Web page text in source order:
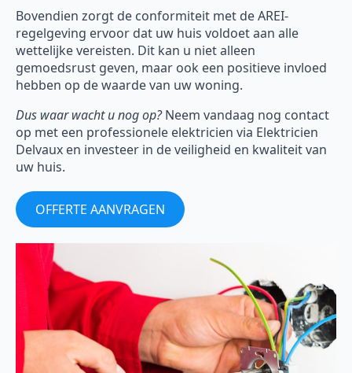
Bovendien zorgt de conformiteit met de AREI-
regelgeving ervoor dat uw huis voldoet aan alle
wettelijke vereisten. Dit kan u niet alleen
gemoedsrust geven, maar ook een positieve invloed
hebben op de waarde van uw woning.
Dus waar wacht u nog op?Neem vandaag nog contact
op met een professionele elektricien via Elektricien
Delvaux en investeer in de veiligheid en kwaliteit van
uw huis.
OFFERTE AANVRAGEN